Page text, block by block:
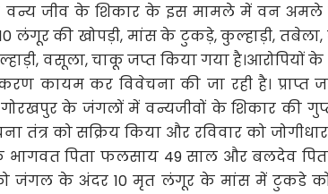
वन्य जीव के शिकार के इस मामले में वन अमले ने
लंगूर की खोपड़ी, मांस के टुकड़े, कुल्हाड़ी, तबेला,
वसूला, चाकू जप्त किया गया है।आरोपियों
कायम कर विवेचना की जा रही है।
गोरखपुर के जंगलों में वन्यजीवों के शिकार की
तंत्र को सक्रिय किया और रविवार को
पिता फलसाय 49 साल और बलदेव पिता
को जंगल के अंदर 10 मृत लंगूर के मांस में टुकडे